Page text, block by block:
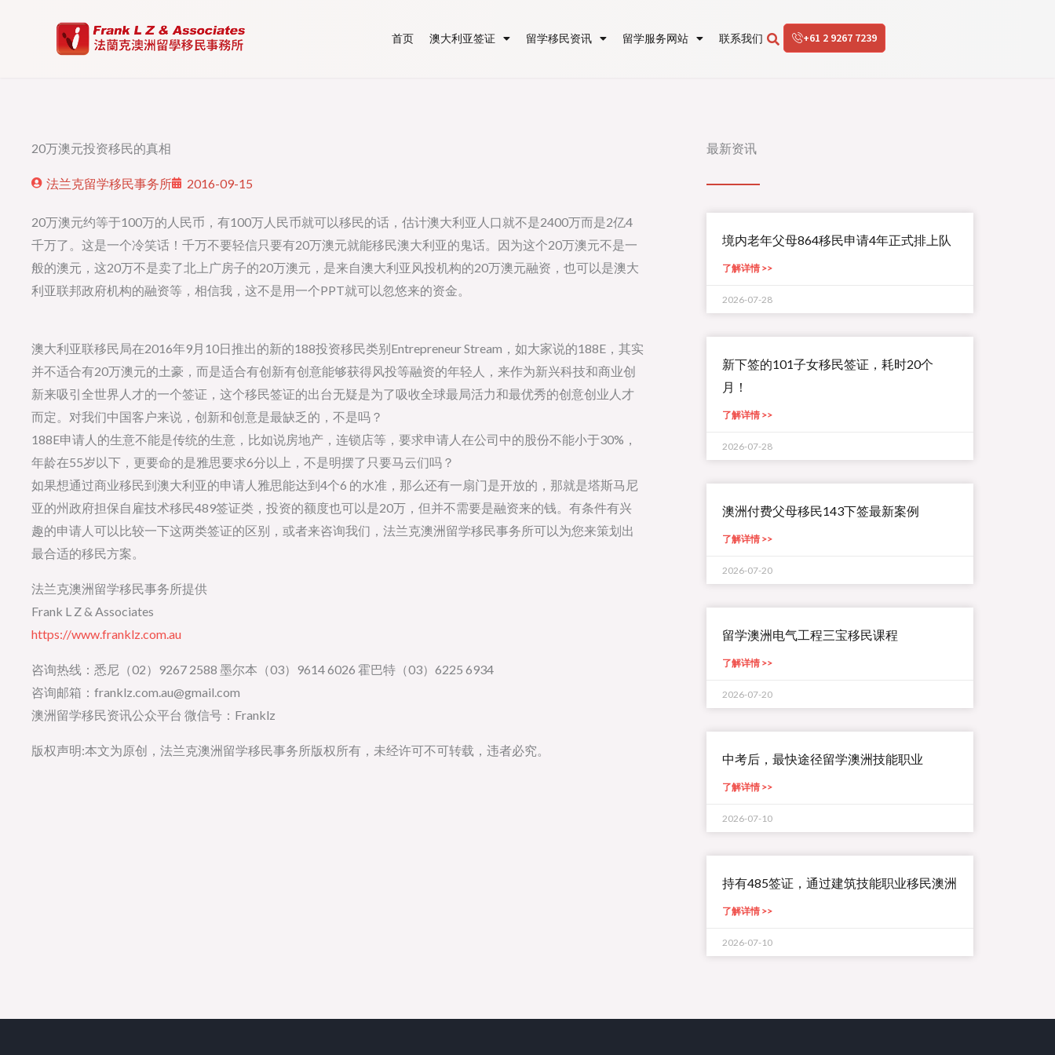
首页 澳大利亚签证 留学移民资讯 留学服务网站 联系我们 +61 2 9267 7239
20万澳元投资移民的真相
法兰克留学移民事务所 2016-09-15
20万澳元约等于100万的人民币，有100万人民币就可以移民的话，估计澳大利亚人口就不是2400万而是2亿4
千万了。这是一个冷笑话！千万不要轻信只要有20万澳元就能移民澳大利亚的鬼话。因为这个20万澳元不是一
般的澳元，这20万不是卖了北上广房子的20万澳元，是来自澳大利亚风投机构的20万澳元融资，也可以是澳大
利亚联邦政府机构的融资等，相信我，这不是用一个PPT就可以忽悠来的资金。
澳大利亚联移民局在2016年9月10日推出的新的188投资移民类别Entrepreneur Stream，如大家说的188E，其实
并不适合有20万澳元的土豪，而是适合有创新有创意能够获得风投等融资的年轻人，来作为新兴科技和商业创
新来吸引全世界人才的一个签证，这个移民签证的出台无疑是为了吸收全球最局活力和最优秀的创意创业人才
而定。对我们中国客户来说，创新和创意是最缺乏的，不是吗？
188E申请人的生意不能是传统的生意，比如说房地产，连锁店等，要求申请人在公司中的股份不能小于30%，
年龄在55岁以下，更要命的是雅思要求6分以上，不是明摆了只要马云们吗？
如果想通过商业移民到澳大利亚的申请人雅思能达到4个6 的水准，那么还有一扇门是开放的，那就是塔斯马尼
亚的州政府担保自雇技术移民489签证类，投资的额度也可以是20万，但并不需要是融资来的钱。有条件有兴
趣的申请人可以比较一下这两类签证的区别，或者来咨询我们，法兰克澳洲留学移民事务所可以为您来策划出
最合适的移民方案。
法兰克澳洲留学移民事务所提供
Frank L Z & Associates
https://www.franklz.com.au
咨询热线：悉尼（02）9267 2588 墨尔本（03）9614 6026 霍巴特（03）6225 6934
咨询邮箱：franklz.com.au@gmail.com
澳洲留学移民资讯公众平台 微信号：Franklz
版权声明:本文为原创，法兰克澳洲留学移民事务所版权所有，未经许可不可转载，违者必究。
最新资讯
境内老年父母864移民申请4年正式排上队
了解详情 >>
2026-07-28
新下签的101子女移民签证，耗时20个
月！
了解详情 >>
2026-07-28
澳洲付费父母移民143下签最新案例
了解详情 >>
2026-07-20
留学澳洲电气工程三宝移民课程
了解详情 >>
2026-07-20
中考后，最快途径留学澳洲技能职业
了解详情 >>
2026-07-10
持有485签证，通过建筑技能职业移民澳洲
了解详情 >>
2026-07-10